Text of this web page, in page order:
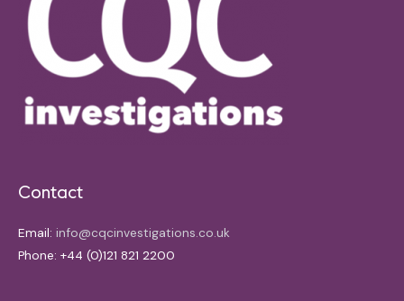
Contact
Email: info@cqcinvestigations.co.uk
Phone: +44 (0)121 821 2200